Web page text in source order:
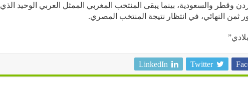
وقطر والسعودية، بينما يبقى المنتخب المغربي الممثل العربي الوحيد الذي
ثمن النهائي، في انتظار نتيجة المنتخب المصري.
Twitter
LinkedIn